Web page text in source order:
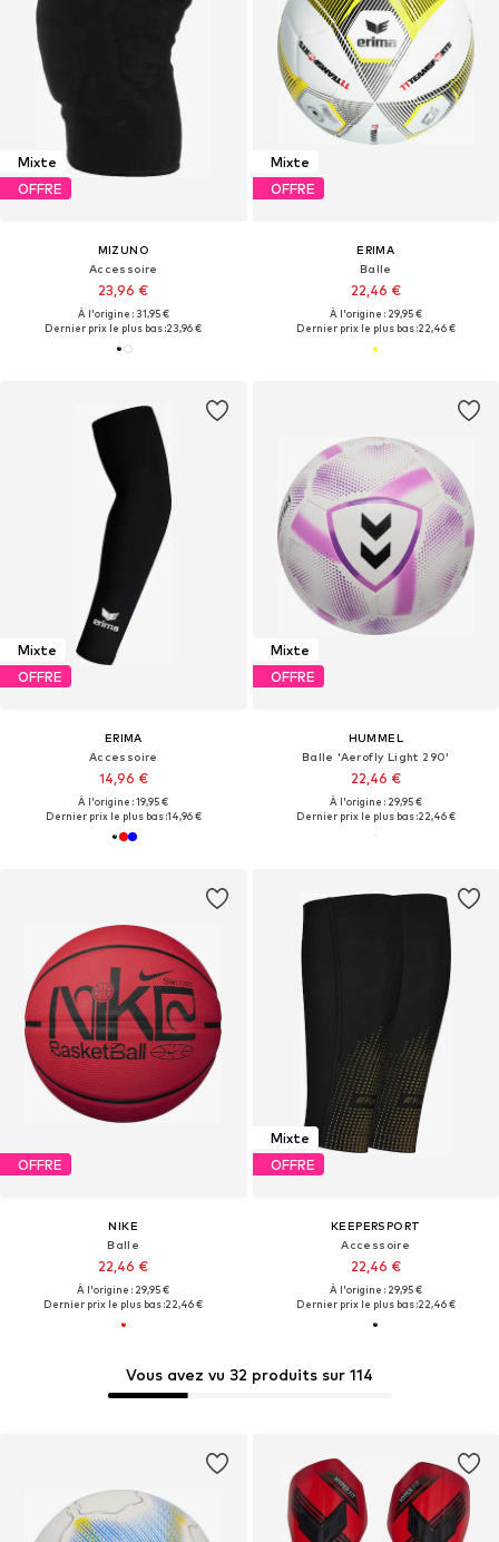
Mixte
OFFRE
MIZUNO
Accessoire
23,96 €
À l'origine : 31,95 €
Dernier prix le plus bas :23,96 €
Mixte
OFFRE
ERIMA
Balle
22,46 €
À l'origine : 29,95 €
Dernier prix le plus bas :22,46 €
Mixte
OFFRE
ERIMA
Accessoire
14,96 €
À l'origine : 19,95 €
Dernier prix le plus bas :14,96 €
Mixte
OFFRE
HUMMEL
Balle 'Aerofly Light 290'
22,46 €
À l'origine : 29,95 €
Dernier prix le plus bas :22,46 €
OFFRE
NIKE
Balle
22,46 €
À l'origine : 29,95 €
Dernier prix le plus bas :22,46 €
Mixte
OFFRE
KEEPERSPORT
Accessoire
22,46 €
À l'origine : 29,95 €
Dernier prix le plus bas :22,46 €
Vous avez vu 32 produits sur 114